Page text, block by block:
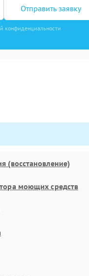
Отправить заявку
конфиденциальности
(восстановление)
моющих средств